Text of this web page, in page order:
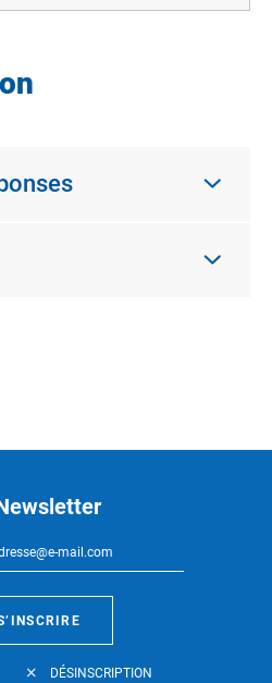
DÉSINSCRIPTION